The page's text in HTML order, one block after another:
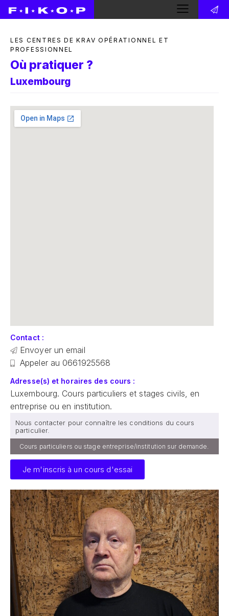
LES CENTRES DE KRAV OPÉRATIONNEL ET
PROFESSIONNEL
Où pratiquer ?
Luxembourg
Contact :
Envoyer un email
Appeler au 0661925568
Adresse(s) et horaires des cours :
Luxembourg. Cours particuliers et stages civils, en
entreprise ou en institution.
Nous contacter pour connaître les conditions du cours
particulier.
Cours particuliers ou stage entreprise/institution sur demande.
Je m'inscris à un cours d'essai